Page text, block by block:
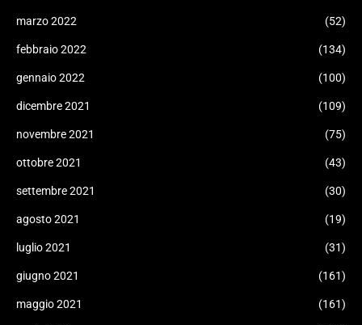
marzo 2022 (52)
febbraio 2022 (134)
gennaio 2022 (100)
dicembre 2021 (109)
novembre 2021 (75)
ottobre 2021 (43)
settembre 2021 (30)
agosto 2021 (19)
luglio 2021 (31)
giugno 2021 (161)
maggio 2021 (161)